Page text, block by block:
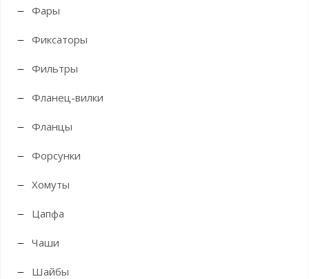
Фары
Фиксаторы
Фильтры
Фланец-вилки
Фланцы
Форсунки
Хомуты
Цапфа
Чаши
Шайбы